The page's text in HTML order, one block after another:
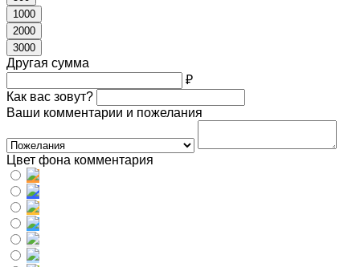
1000
2000
3000
Другая сумма
₽
Как вас зовут?
Ваши комментарии и пожелания
Цвет фона комментария